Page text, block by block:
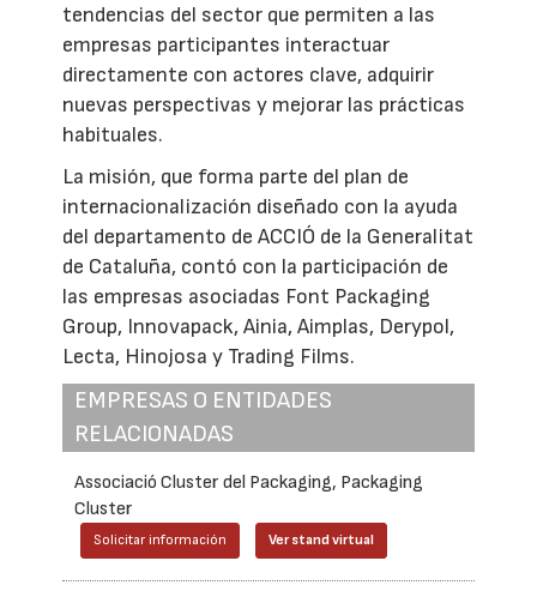
tendencias del sector que permiten a las
empresas participantes interactuar
directamente con actores clave, adquirir
nuevas perspectivas y mejorar las prácticas
habituales.
La misión, que forma parte del plan de
internacionalización diseñado con la ayuda
del departamento de ACCIÓ de la Generalitat
de Cataluña, contó con la participación de
las empresas asociadas Font Packaging
Group, Innovapack, Ainia, Aimplas, Derypol,
Lecta, Hinojosa y Trading Films.
EMPRESAS O ENTIDADES
RELACIONADAS
Associació Cluster del Packaging, Packaging
Cluster
Solicitar información Ver stand virtual